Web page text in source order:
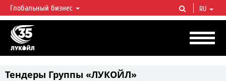
ЛУКОЙЛ СЕГОДНЯ
ЛУКОЙЛ — одна из крупнейших вертикально интегрированных
нефтегазовых компаний в мире, на долю которой приходится более 2%
мировой добычи нефти и около 1% доказанных запасов углеводородов.
Глобальный бизнес RU
Тендеры Группы «ЛУКОЙЛ»